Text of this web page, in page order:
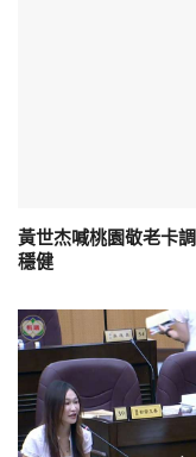
黃世杰喊桃園敬老卡
穩健